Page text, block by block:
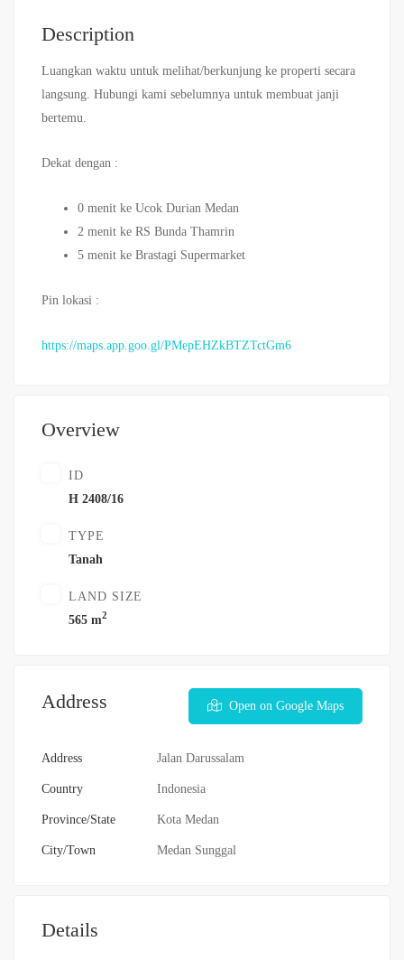
Description
Luangkan waktu untuk melihat/berkunjung ke properti secara
langsung. Hubungi kami sebelumnya untuk membuat janji
bertemu.
Dekat dengan :
0 menit ke Ucok Durian Medan
2 menit ke RS Bunda Thamrin
5 menit ke Brastagi Supermarket
Pin lokasi :
https://maps.app.goo.gl/PMepEHZkBTZTctGm6
Overview
ID
H 2408/16
TYPE
Tanah
LAND SIZE
565 m2
Address Open on Google Maps
Address Jalan Darussalam
Country Indonesia
Province/State Kota Medan
City/Town Medan Sunggal
Details